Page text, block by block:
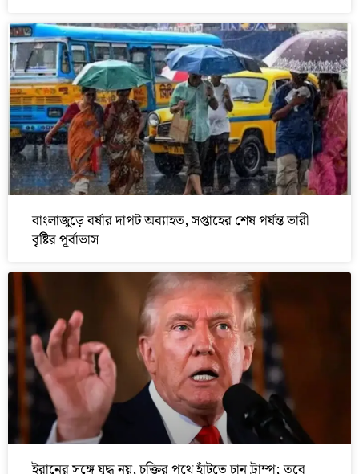
বাংলাজুড়ে বর্ষার দাপট অব্যাহত, সপ্তাহের শেষ পর্যন্ত ভারী
বৃষ্টির পূর্বাভাস